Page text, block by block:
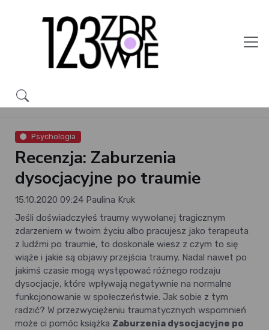
Psychologia
Recenzja: Zaburzenia
dysocjacyjne po traumie
15.10.2020 09:24 Paulina Kruk
Jeśli doświadczyłeś traumy wywołanej tragicznym
zdarzeniem w twoim życiu albo pracujesz jako terapeuta
z ludźmi po traumie, to doskonale wiesz z czym to się
wiąże i jakie są objawy przejścia traumy. Nadal nawet po
jakimś czasie mogą występować różnego rodzaju
dysocjacje, które wpływają negatywnie na normalne
funkcjonowanie w społeczeństwie. Jak sobie z tym
radzić? W przezwyciężeniu traumatycznych wspomnień
może ci pomóc książka Zaburzenia dysocjacyjne po